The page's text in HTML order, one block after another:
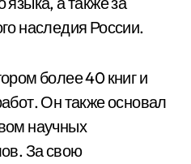
наследия России.
более 40 книг и
Он также основал
научных
За свою